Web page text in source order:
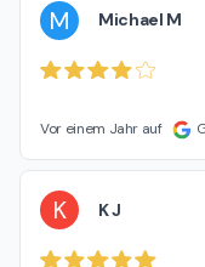
M Michael M
Vor einem Jahr auf
K K J